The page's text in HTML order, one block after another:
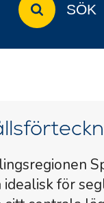
SÖK
idealisk för